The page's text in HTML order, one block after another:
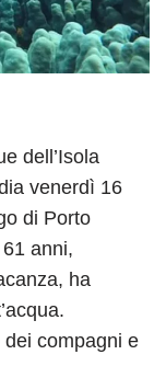
dell’Isola
venerdì 16
di Porto
anni,
ha
compagni e